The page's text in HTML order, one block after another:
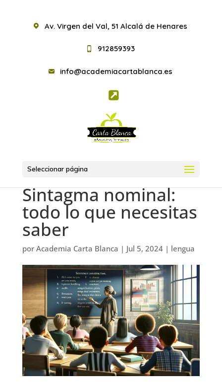
Av. Virgen del Val, 51 Alcalá de Henares
912859393
info@academiacartablanca.es
Seleccionar página
Sintagma nominal:
todo lo que necesitas
saber
por Academia Carta Blanca | Jul 5, 2024| lengua